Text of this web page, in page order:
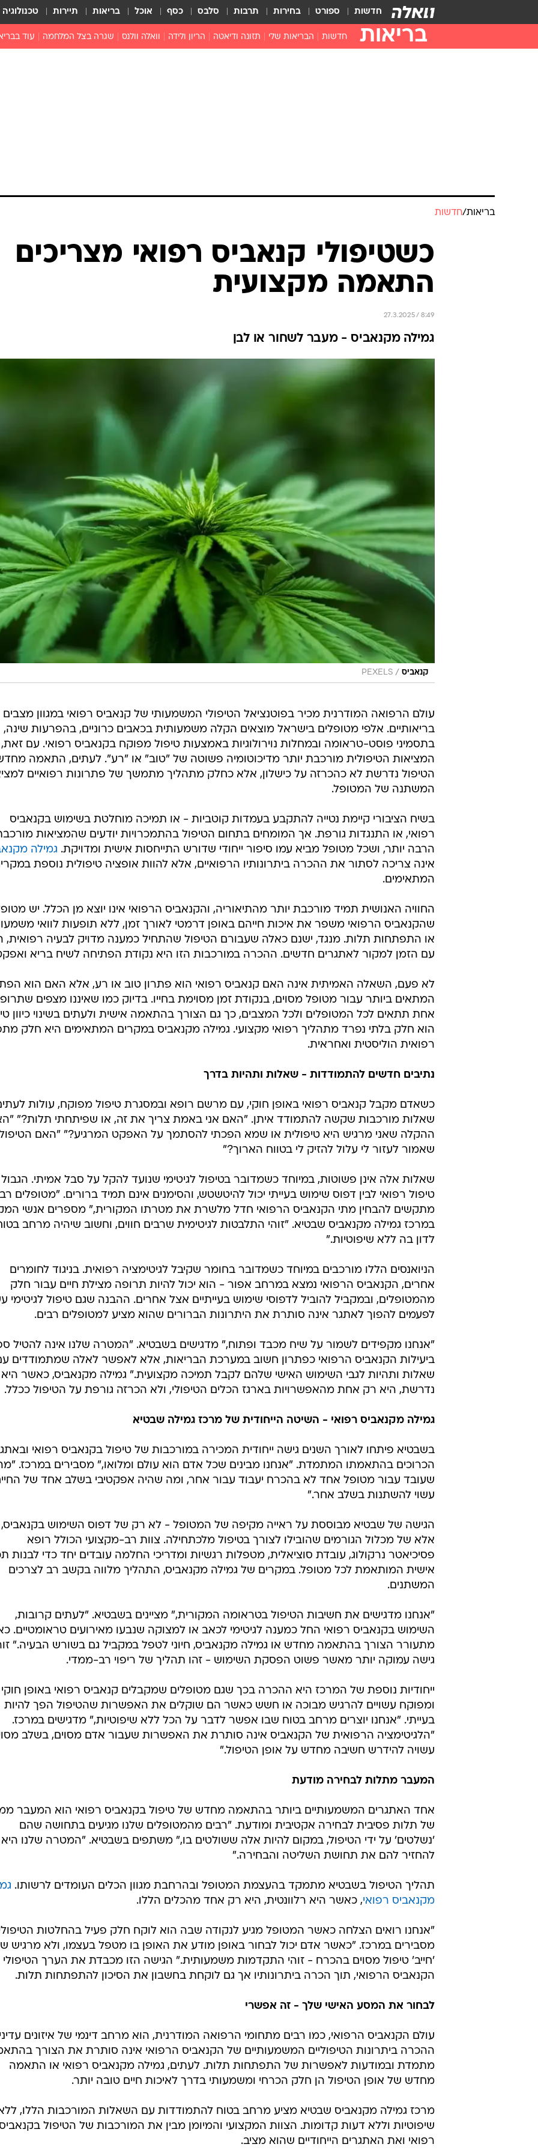
חדשות ספורט בחירות תרבות סלבס כסף אוכל בריאות תיירות טכנולוגיה
בריאות חדשות הבריאות שלי תזונה ודיאטה הריון ולידה וואלה וולנס שגרה בצל המלחמה עוד
רפואה
בריאות/חדשות
כשטיפולי קנאביס רפואי מצריכים
התאמה מקצועית
27.3.2025 / 8:49
גמילה מקנאביס - מעבר לשחור או לבן
קנאביס /
PEXELS
עולם הרפואה המודרנית מכיר בפוטנציאל הטיפולי המשמעותי של קנאביס רפואי במגוון מצבים
בריאותיים. אלפי מטופלים בישראל מוצאים הקלה משמעותית בכאבים כרוניים, בהפרעות שינה,
בתסמיני פוסט-טראומה ובמחלות נוירולוגיות באמצעות טיפול מפוקח בקנאביס רפואי. עם זאת,
המציאות הטיפולית מורכבת יותר מדיכוטומיה פשוטה של "טוב" או "רע". לעתים, התאמה
הטיפול נדרשת לא כהכרזה על כישלון, אלא כחלק מתהליך מתמשך של פתרונות רפואיים
המשתנה של המטופל.
בשיח הציבורי קיימת נטייה להתקבע בעמדות קוטביות - או תמיכה מוחלטת בשימוש בקנאביס
רפואי, או התנגדות גורפת. אך המומחים בתחום הטיפול בהתמכרויות יודעים שהמציאות
הרבה יותר, ושכל מטופל מביא עמו סיפור ייחודי שדורש התייחסות אישית ומדויקת. גמילה
אינה צריכה לסתור את ההכרה ביתרונותיו הרפואיים, אלא להוות אופציה טיפולית נוספת
המתאימים.
החוויה האנושית תמיד מורכבת יותר מהתיאוריה, והקנאביס הרפואי אינו יוצא מן הכלל. יש
שהקנאביס הרפואי משפר את איכות חייהם באופן דרמטי לאורך זמן, ללא תופעות לוואי
או התפתחות תלות. מנגד, ישנם כאלה שעבורם הטיפול שהתחיל כמענה מדויק לבעיה רפואית,
עם הזמן למקור לאתגרים חדשים. ההכרה במורכבות הזו היא נקודת הפתיחה לשיח בריא
לא פעם, השאלה האמיתית אינה האם קנאביס רפואי הוא פתרון טוב או רע, אלא האם הוא
המתאים ביותר עבור מטופל מסוים, בנקודת זמן מסוימת בחייו. בדיוק כמו שאיננו מצפים
אחת תתאים לכל המטופלים ולכל המצבים, כך גם הצורך בהתאמה אישית ולעתים בשינוי כיוון
הוא חלק בלתי נפרד מתהליך רפואי מקצועי. גמילה מקנאביס במקרים המתאימים היא חלק
רפואית הוליסטית ואחראית.
נתיבים חדשים להתמודדות - שאלות ותהיות בדרך
כשאדם מקבל קנאביס רפואי באופן חוקי, עם מרשם רופא ובמסגרת טיפול מפוקח, עולות
שאלות מורכבות שקשה להתמודד איתן. "האם אני באמת צריך את זה, או שפיתחתי תלות?"
ההקלה שאני מרגיש היא טיפולית או שמא הפכתי להסתמך על האפקט המרגיע?" "האם
שאמור לעזור לי עלול להזיק לי בטווח הארוך?"
שאלות אלה אינן פשוטות, במיוחד כשמדובר בטיפול לגיטימי שנועד להקל על סבל אמיתי. הגבול
טיפול רפואי לבין דפוס שימוש בעייתי יכול להיטשטש, והסימנים אינם תמיד ברורים. "מטופלים
מתקשים להבחין מתי הקנאביס הרפואי חדל מלשרת את מטרתו המקורית," מספרים אנשי
במרכז גמילה מקנאביס שבטיא. "זוהי התלבטות לגיטימית שרבים חווים, וחשוב שיהיה מרחב
לדון בה ללא שיפוטיות."
הניואנסים הללו מורכבים במיוחד כשמדובר בחומר שקיבל לגיטימציה רפואית. בניגוד לחומרים
אחרים, הקנאביס הרפואי נמצא במרחב אפור - הוא יכול להיות תרופה מצילת חיים עבור חלק
מהמטופלים, ובמקביל להוביל לדפוסי שימוש בעייתיים אצל אחרים. ההבנה שגם טיפול לגיטימי
לפעמים להפוך לאתגר אינה סותרת את היתרונות הברורים שהוא מציע למטופלים רבים.
"אנחנו מקפידים לשמור על שיח מכבד ופתוח," מדגישים בשבטיא. "המטרה שלנו אינה להטיל
ביעילות הקנאביס הרפואי כפתרון חשוב במערכת הבריאות, אלא לאפשר לאלה שמתמודדים
שאלות ותהיות לגבי השימוש האישי שלהם לקבל תמיכה מקצועית." גמילה מקנאביס, כאשר היא
נדרשת, היא רק אחת מהאפשרויות בארגז הכלים הטיפולי, ולא הכרזה גורפת על הטיפול ככלל.
גמילה מקנאביס רפואי - השיטה הייחודית של מרכז גמילה שבטיא
בשבטיא פיתחו לאורך השנים גישה ייחודית המכירה במורכבות של טיפול בקנאביס רפואי
הכרוכים בהתאמתו המתמדת. "אנחנו מבינים שכל אדם הוא עולם ומלואו," מסבירים במרכז.
שעובד עבור מטופל אחד לא בהכרח יעבוד עבור אחר, ומה שהיה אפקטיבי בשלב אחד של
עשוי להשתנות בשלב אחר."
הגישה של שבטיא מבוססת על ראייה מקיפה של המטופל - לא רק של דפוס השימוש בקנאביס,
אלא של מכלול הגורמים שהובילו לצורך בטיפול מלכתחילה. צוות רב-מקצועי הכולל רופא
פסיכיאטר נרקולוג, עובדת סוציאלית, מטפלות רגשיות ומדריכי החלמה עובדים יחד כדי לבנות
אישית המותאמת לכל מטופל. במקרים של גמילה מקנאביס, התהליך מלווה בקשב רב לצרכים
המשתנים.
"אנחנו מדגישים את חשיבות הטיפול בטראומה המקורית," מציינים בשבטיא. "לעתים קרובות,
השימוש בקנאביס רפואי החל כמענה לגיטימי לכאב או למצוקה שנבעו מאירועים טראומטיים.
מתעורר הצורך בהתאמה מחדש או גמילה מקנאביס, חיוני לטפל במקביל גם בשורש הבעיה."
גישה עמוקה יותר מאשר פשוט הפסקת השימוש - זהו תהליך של ריפוי רב-ממדי.
ייחודיות נוספת של המרכז היא ההכרה בכך שגם מטופלים שמקבלים קנאביס רפואי באופן חוקי
ומפוקח עשויים להרגיש מבוכה או חשש כאשר הם שוקלים את האפשרות שהטיפול הפך להיות
בעייתי. "אנחנו יוצרים מרחב בטוח שבו אפשר לדבר על הכל ללא שיפוטיות," מדגישים במרכז.
"הלגיטימציה הרפואית של הקנאביס אינה סותרת את האפשרות שעבור אדם מסוים, בשלב
עשויה להידרש חשיבה מחדש על אופן הטיפול."
המעבר מתלות לבחירה מודעת
אחד האתגרים המשמעותיים ביותר בהתאמה מחדש של טיפול בקנאביס רפואי הוא המעבר
של תלות פסיבית לבחירה אקטיבית ומודעת. "רבים מהמטופלים שלנו מגיעים בתחושה שהם
'נשלטים' על ידי הטיפול, במקום להיות אלה ששולטים בו," משתפים בשבטיא. "המטרה שלנו היא
להחזיר להם את תחושת השליטה והבחירה."
תהליך הטיפול בשבטיא מתמקד בהעצמת המטופל ובהרחבת מגוון הכלים העומדים לרשותו.
מקנאביס רפואי, כאשר היא רלוונטית, היא רק אחד מהכלים הללו.
"אנחנו רואים הצלחה כאשר המטופל מגיע לנקודה שבה הוא לוקח חלק פעיל בהחלטות
מסבירים במרכז. "כאשר אדם יכול לבחור באופן מודע את האופן בו מטפל בעצמו, ולא מרגיש
'חייב' טיפול מסוים בהכרח - זוהי התקדמות משמעותית." הגישה הזו מכבדת את הערך
הקנאביס הרפואי, תוך הכרה ביתרונותיו אך גם לוקחת בחשבון את הסיכון להתפתחות תלות.
לבחור את המסע האישי שלך - זה אפשרי
עולם הקנאביס הרפואי, כמו רבים מתחומי הרפואה המודרנית, הוא מרחב דינמי של איזונים
ההכרה ביתרונות הטיפוליים המשמעותיים של הקנאביס הרפואי אינה סותרת את הצורך
מתמדת ובמודעות לאפשרות של התפתחות תלות. לעתים, גמילה מקנאביס רפואי או התאמה
מחדש של אופן הטיפול הן חלק הכרחי ומשמעותי בדרך לאיכות חיים טובה יותר.
מרכז גמילה מקנאביס שבטיא מציע מרחב בטוח להתמודדות עם השאלות המורכבות הללו,
שיפוטיות וללא דעות קדומות. הצוות המקצועי והמיומן מבין את המורכבות של הטיפול בקנאביס
רפואי ואת האתגרים הייחודיים שהוא מציב.